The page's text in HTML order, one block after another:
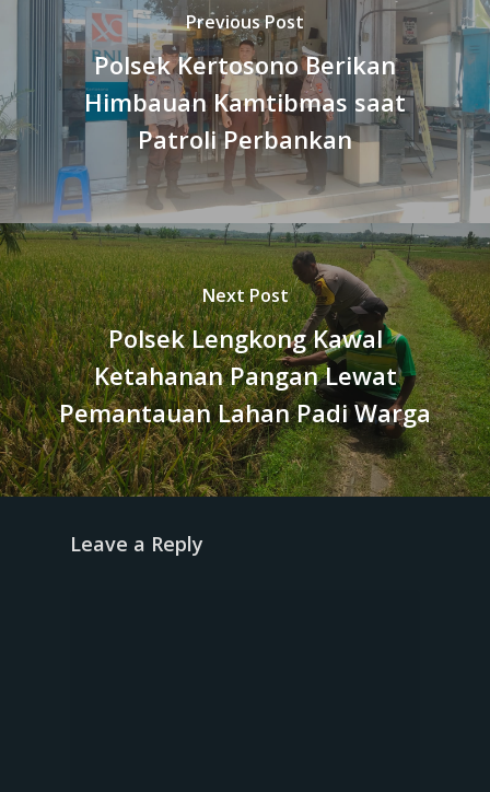
Previous Post
Polsek Kertosono Berikan
Himbauan Kamtibmas saat
Patroli Perbankan
Next Post
Polsek Lengkong Kawal
Ketahanan Pangan Lewat
Pemantauan Lahan Padi Warga
Leave a Reply